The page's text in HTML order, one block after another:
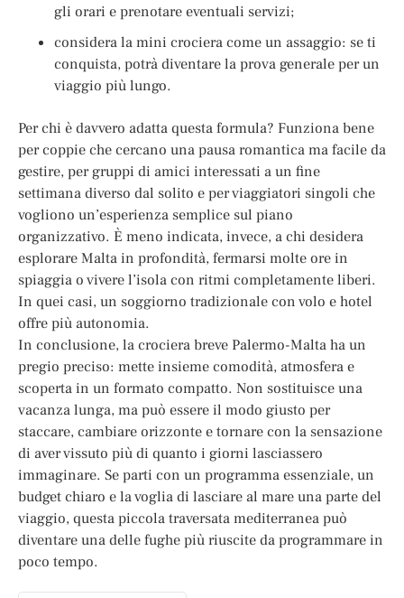
gli orari e prenotare eventuali servizi;
considera la mini crociera come un assaggio: se ti
conquista, potrà diventare la prova generale per un
viaggio più lungo.
Per chi è davvero adatta questa formula? Funziona bene
per coppie che cercano una pausa romantica ma facile da
gestire, per gruppi di amici interessati a un fine
settimana diverso dal solito e per viaggiatori singoli che
vogliono un’esperienza semplice sul piano
organizzativo. È meno indicata, invece, a chi desidera
esplorare Malta in profondità, fermarsi molte ore in
spiaggia o vivere l’isola con ritmi completamente liberi.
In quei casi, un soggiorno tradizionale con volo e hotel
offre più autonomia.
In conclusione, la crociera breve Palermo-Malta ha un
pregio preciso: mette insieme comodità, atmosfera e
scoperta in un formato compatto. Non sostituisce una
vacanza lunga, ma può essere il modo giusto per
staccare, cambiare orizzonte e tornare con la sensazione
di aver vissuto più di quanto i giorni lasciassero
immaginare. Se parti con un programma essenziale, un
budget chiaro e la voglia di lasciare al mare una parte del
viaggio, questa piccola traversata mediterranea può
diventare una delle fughe più riuscite da programmare in
poco tempo.